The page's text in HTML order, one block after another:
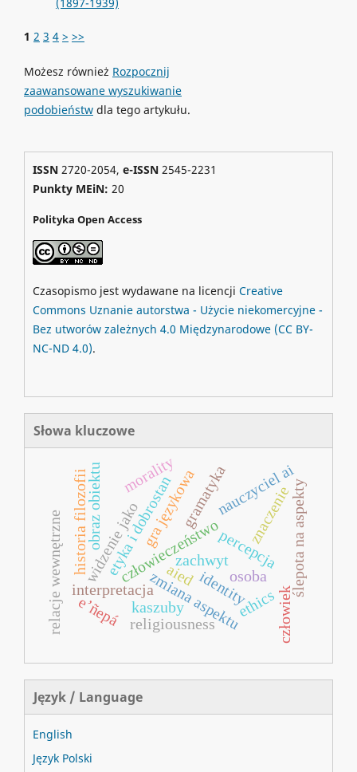
1 2 3 4 > >>
Możesz również Rozpocznij
zaawansowane wyszukiwanie
podobieństwdla tego artykułu.
ISSN2720-2054, e-ISSN2545-2231
Punkty MEiN: 20
Polityka Open Access
Czasopismo jest wydawane na licencji Creative
Commons Uznanie autorstwa - Użycie niekomercyjne -
Bez utworów zależnych 4.0 Międzynarodowe (CC BY-
NC-ND 4.0).
Słowa kluczowe
człowieczeństwopercepcja
etyka i dobrostanzachwyt
widzenie jako
zmiana aspektu
obraz obiektu gramatykanauczyciel ai
znaczenie
interpretacja ślepota na aspekty
relacje wewnętrzne aied
gra językowa
identity
historia filozofii
ethics
morality
religiousness
e’ñepá
osoba
kaszuby
człowiek
Język / Language
English
Język Polski